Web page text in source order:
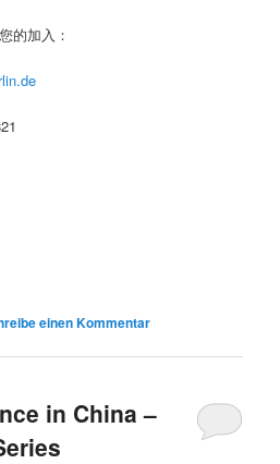
的加入：
einen Kommentar
in China –